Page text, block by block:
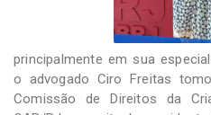
principalmente em sua
o advogado Ciro Freitas
Comissão de Direitos da